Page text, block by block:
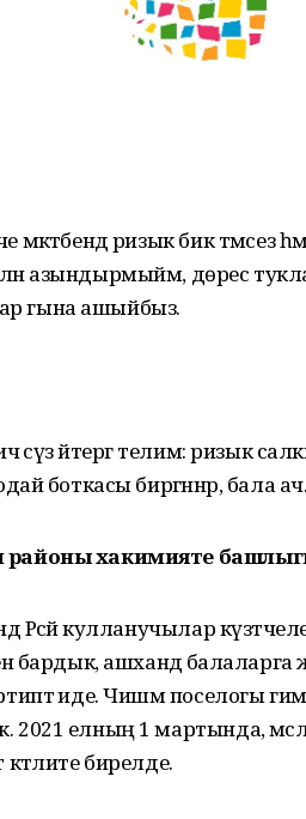
ризык бик тәмсез
азындырмыйм, дөрес
гына ашыйбыз.
сүз әйтергә телим: ризык
боткасы биргәннәр, бала
районы хакимияте
кулланучылар
бардык, ашханәдә
иде. Чишмә поселогы
елның 1 мартында,
бирелде.